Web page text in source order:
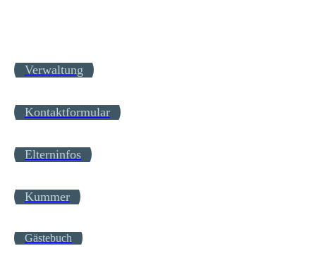
Verwaltung
Kontaktformular
Elterninfos
Kummer
Gästebuch